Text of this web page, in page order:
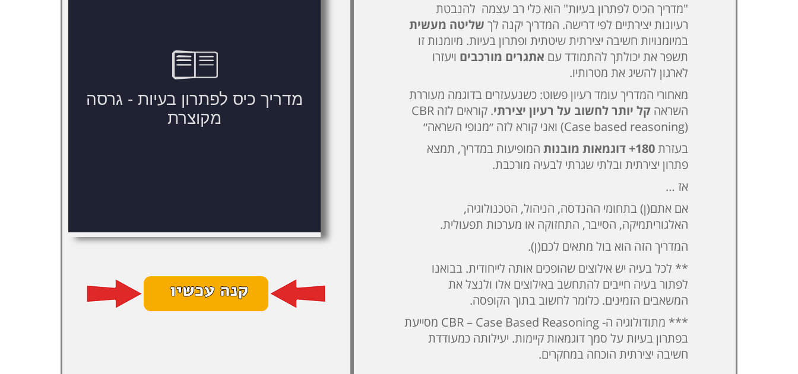
"מדריך הכיס לפתרון בעיות" הוא כלי רב עצמה להנבטת
רעיונות יצירתיים לפי דרישה. המדריך יקנה לך שליטה מעשית
במיומנויות חשיבה יצירתית שיטתית ופתרון בעיות. מיומנות זו
תשפר את יכולתך להתמודד עם אתגרים מורכבים ויעזרו
לארגון להשיג את מטרותיו.
מאחורי המדריך עומד רעיון פשוט: כשנעעזרים בדוגמה מעוררת
השראה קל יותר לחשוב על רעיון יצירתי
. קוראים לזה CBR
(Case based reasoning) ואני קורא לזה ״מנופי השראה״
בעזרת
המופיעות במדריך, תמצא
פתרון יצירתית ובלתי שגרתי לבעיה מורכבת.
אז …
אם אתם(ן) בתחומי ההנדסה, הניהול, הטכנולוגיה,
האלגוריתמיקה, הסייבר, התחזוקה או מערכות תפעולית.
המדריך הזה הוא בול מתאים לכם(ן).
** לכל בעיה יש אילוצים שהופכים אותה לייחודית. בבואנו
לפתור בעיה חייבים להתחשב באילוצים אלו ולנצל את
המשאבים הזמינים. כלומר לחשוב בתוך הקופסה.
*** מתודולוגיה ה- CBR – Case Based Reasoning מסייעת
בפתרון בעיות על סמך דוגמאות קיימות. יעילותה כמעודדת
חשיבה יצירתית הוכחה במחקרים.